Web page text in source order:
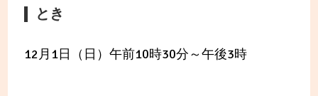
とき
12月1日（日）午前10時30分～午後3時